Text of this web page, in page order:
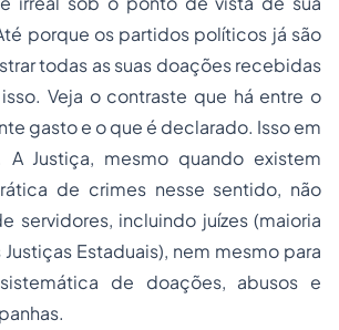
porque os partidos políticos já são
todas as suas doações recebidas
Veja o contraste que há entre o
gasto e o que é declarado. Isso em
A Justiça, mesmo quando existem
de crimes nesse sentido, não
servidores, incluindo juízes (maioria
Estaduais), nem mesmo para
de doações, abusos e